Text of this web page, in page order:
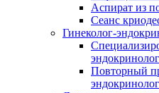
Аспират из
Сеанс
Гинеколог-
Повторный